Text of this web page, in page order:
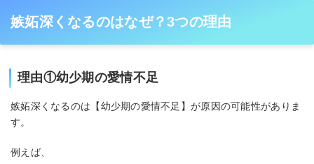
嫉妬深くなるのはなぜ？3つの理由
理由①幼少期の愛情不足
嫉妬深くなるのは【幼少期の愛情不足】が原因の可能性がありま
す。
例えば、